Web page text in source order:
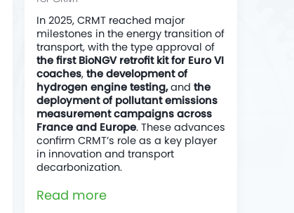
In 2025, CRMT reached major
milestones in the energy transition of
transport, with the type approval of
the first BioNGV retrofit kit for Euro VI
coaches,the development of
hydrogen engine testing,andthe
deployment of pollutant emissions
measurement campaigns across
France and Europe. These advances
confirm CRMT’s role as a key player
in innovation and transport
decarbonization.
Read more